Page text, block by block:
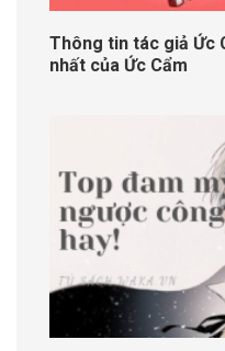
Thông tin tác giả Ức
nhất của Ức Cẩm